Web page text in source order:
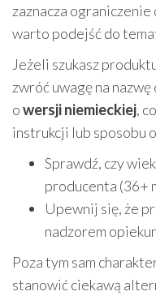
zaznacza
warto podejść do
Jeżeli szukasz
zwróć uwagę na
owersji niemieckiej,
instrukcji lub sposobu
Sprawdź, czy
producenta (36+
Upewnij się, że
nadzorem
Poza tym sam
stanowić ciekawą